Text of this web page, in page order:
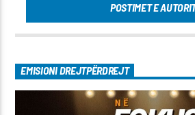
POSTIMET E
EMISIONI DREJTPËRDREJT